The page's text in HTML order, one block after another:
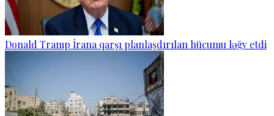
Donald Tramp İrana qarşı planlaşdırılan hücumu ləğv etdi